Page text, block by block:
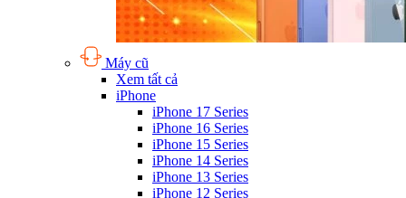
Máy cũ
Xem tất cả
iPhone
iPhone 17 Series
iPhone 16 Series
iPhone 15 Series
iPhone 14 Series
iPhone 13 Series
iPhone 12 Series